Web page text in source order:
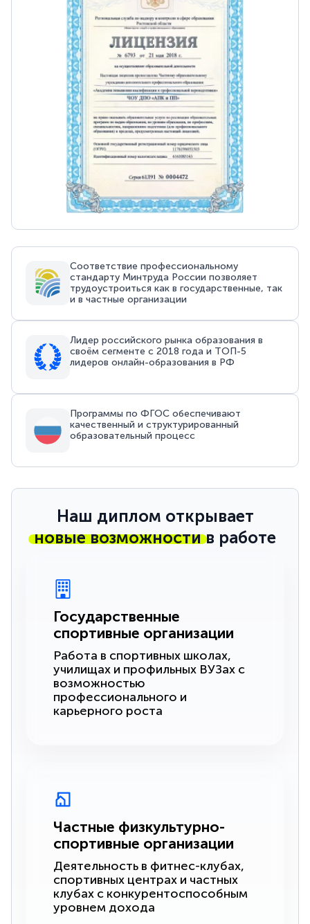
Соответствие профессиональному
стандарту Минтруда России позволяет
трудоустроиться как в государственные, так
и в частные организации
Лидер российского рынка образования в
своём сегменте с 2018 года и ТОП-5
лидеров онлайн-образования в РФ
Программы по ФГОС обеспечивают
качественный и структурированный
образовательный процесс
Наш диплом открывает
новые возможностив работе
Государственные
спортивные организации
Работа в спортивных школах,
училищах и профильных ВУЗах с
возможностью
профессионального и
карьерного роста
Частные физкультурно-
спортивные организации
Деятельность в фитнес-клубах,
спортивных центрах и частных
клубах с конкурентоспособным
уровнем дохода